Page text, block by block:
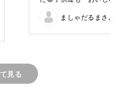
品を取り入れることで、無理
ことができます。
ね。
た😅家族分作ったら酒
トーストに乗せて食べて
ましゃだるまさん
見る